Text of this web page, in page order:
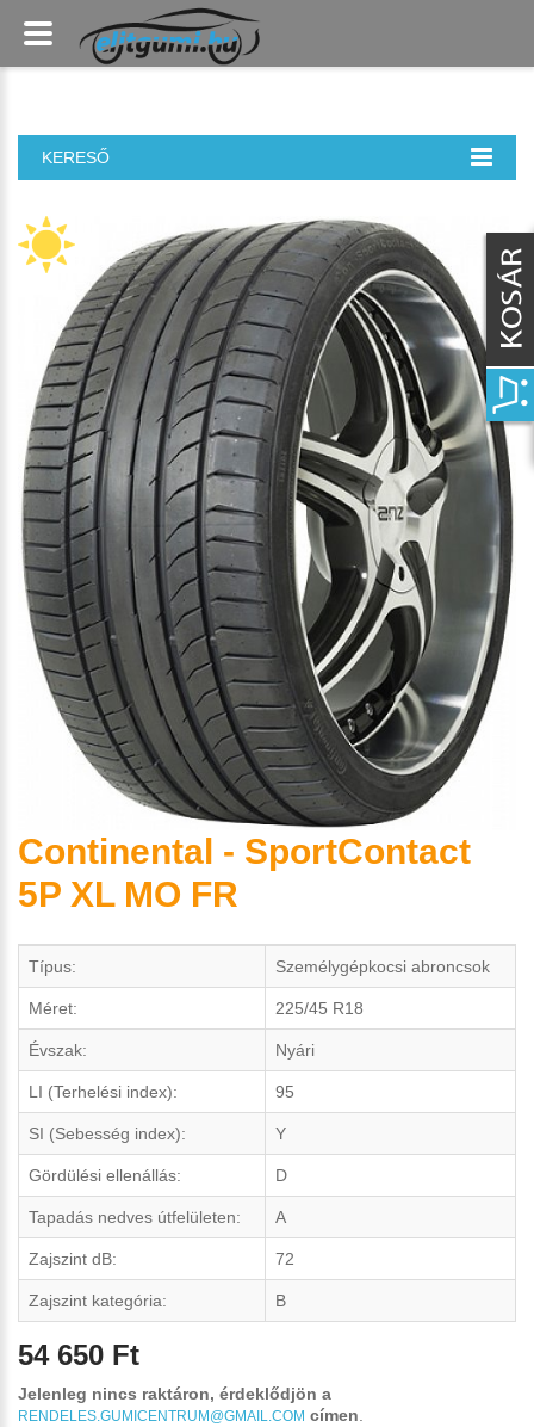
KERESŐ
Continental - SportContact
5P XL MO FR
Típus: Személygépkocsi abroncsok
Méret: 225/45 R18
Évszak: Nyári
LI (Terhelési index): 95
SI (Sebesség index): Y
Gördülési ellenállás: D
Tapadás nedves útfelületen: A
Zajszint dB: 72
Zajszint kategória: B
54 650 Ft
Jelenleg nincs raktáron, érdeklődjön a
RENDELES.GUMICENTRUM@GMAIL.COM címen.